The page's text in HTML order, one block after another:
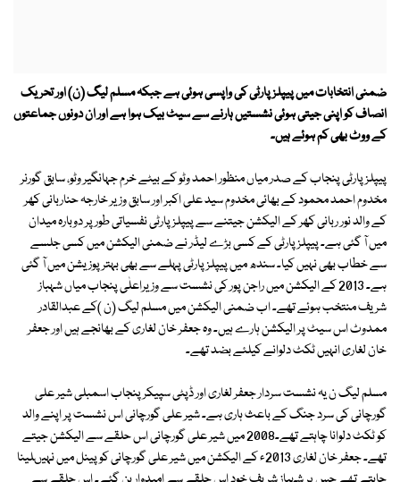
ضمنی انتخابات میں پیپلز پارٹی کی واپسی ہوئی ہے جبکہ مسلم لیگ (ن) اور تحریک
انصاف کو اپنی جیتی ہوئی نشستیں ہارنے سے سیٹ بیک ہوا ہے اور ان دونوں جماعتوں
کے ووٹ بھی کم ہوئے ہیں۔
پیپلز پارٹی پنجاب کے صدر میاں منظور احمد وٹو کے بیٹے خرم جہانگیر وٹو، سابق گورنر
مخدوم احمد محمود کے بھائی مخدوم سید علی اکبر اور سابق وزیر خارجہ حناربانی کھر
کے والد نور ربانی کھر کے الیکشن جیتنے سے پیپلز پارٹی نفسیاتی طور پر دوبارہ میدان
میں آ گئی ہے۔ پیپلز پارٹی کے کسی بڑے لیڈر نے ضمنی الیکشن میں کسی جلسے
سے خطاب بھی نہیں کیا۔ سندھ میں پیپلز پارٹی پہلے سے بھی بہتر پوزیشن میں آ گئی
ہے۔ 2013 کے الیکشن میں راجن پور کی نشست سے وزیراعلٰی پنجاب میاں شہباز
شریف منتخب ہوئے تھے۔ اب ضمنی الیکشن میں مسلم لیگ (ن )کے عبدالقادر
ممدوٹ اس سیٹ پر الیکشن ہارے ہیں۔ وہ جعفر خان لغاری کے بھانجے ہیں اور جعفر
خان لغاری انہیں ٹکٹ دلوانے کیلئے بضد تھے۔
مسلم لیگ ن یہ نشست سردار جعفر لغاری اور ڈپٹی سپیکر پنجاب اسمبلی شیر علی
گورچانی کی سرد جنگ کے باعث ہاری ہے۔ شیر علی گورچانی اس نشست پر اپنے والد
کو ٹکٹ دلوانا چاہتے تھے۔2008 میں شیر علی گورچانی اس حلقے سے الیکشن جیتے
تھے۔ جعفر خان لغاری 2013ء کے الیکشن میں شیر علی گورچانی کو پینل میں نہیںلینا